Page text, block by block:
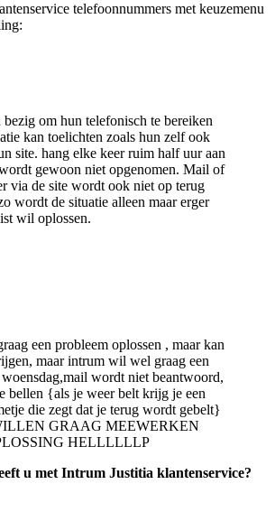
telefoonnummers met keuzemenu
om hun telefonisch te bereiken
kan toelichten zoals hun zelf ook
site. hang elke keer ruim half uur aan
gewoon niet opgenomen. Mail of
via de site wordt ook niet op terug
wordt de situatie alleen maar erger
wil oplossen.
een probleem oplossen , maar kan
maar intrum wil wel graag een
wordt niet beantwoord,
bellen {als je weer belt krijg je een
die zegt dat je terug wordt gebelt}
GRAAG MEEWERKEN
HELLLLLLP
u met Intrum Justitia klantenservice?